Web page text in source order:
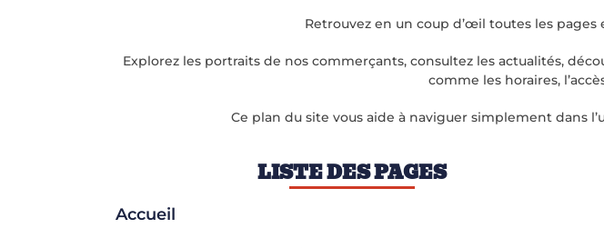
Retrouvez en un coup d’œil toutes les
Explorez les portraits de nos commerçants, consultez les actualités,
comme les horaires,
Ce plan du site vous aide à naviguer simplement dans
LISTE DES PAGES
Accueil